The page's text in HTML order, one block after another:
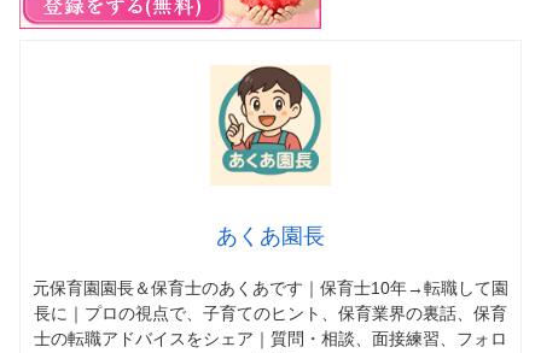
あくあ園長
元保育園園長＆保育士のあくあです｜保育士10年→転職して園
長に｜プロの視点で、子育てのヒント、保育業界の裏話、保育
士の転職アドバイスをシェア｜質問・相談、面接練習、フォロ